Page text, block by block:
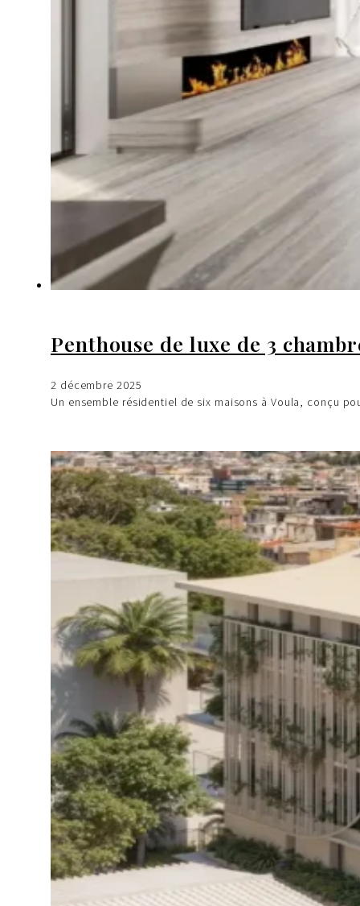
Penthouse de luxe de 3
2 décembre 2025
Un ensemble résidentiel de six maisons à Voula, conçu